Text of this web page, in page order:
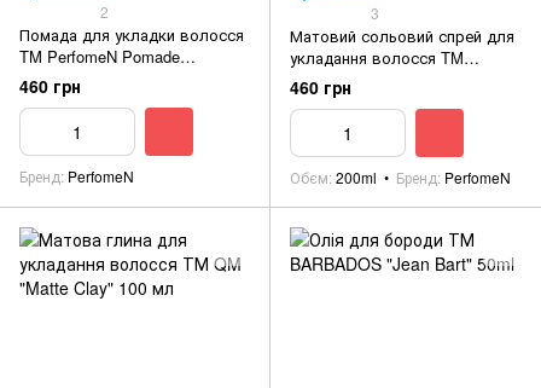
2
Помада для укладки волосся
TM PerfomeN Pomade
"Champion" 90ml
460 грн
Бренд PerfomeN
3
Матовий сольовий спрей для
укладання волосся TM
PerfomeN "BOSS" 200 мл
460 грн
Обєм 200ml Бренд PerfomeN